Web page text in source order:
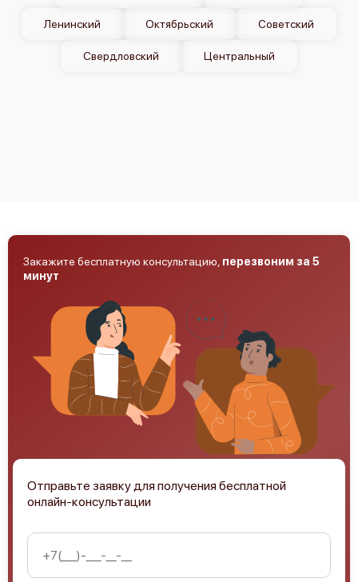
Ленинский Октябрьский Советский
Свердловский Центральный
Отправьте заявку для получения бесплатной
онлайн-консультации
Закажите бесплатную консультацию, перезвоним за 5
минут